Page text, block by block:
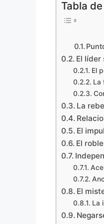
Tabla
El líder
El
La
La
El
El
El
La